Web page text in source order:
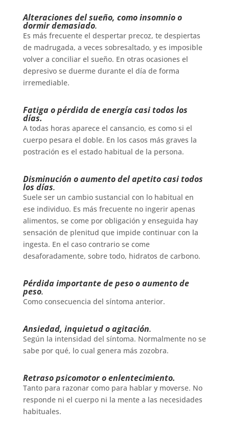
Alteraciones del sueño, como insomnio o
dormir demasiado.
Es más frecuente el despertar precoz, te despiertas
de madrugada, a veces sobresaltado, y es imposible
volver a conciliar el sueño. En otras ocasiones el
depresivo se duerme durante el día de forma
irremediable.
Fatiga o pérdida de energía casi todos los
días.
A todas horas aparece el cansancio, es como si el
cuerpo pesara el doble. En los casos más graves la
postración es el estado habitual de la persona.
Disminución o aumento del apetito casi todos
los días.
Suele ser un cambio sustancial con lo habitual en
ese individuo. Es más frecuente no ingerir apenas
alimentos, se come por obligación y enseguida hay
sensación de plenitud que impide continuar con la
ingesta. En el caso contrario se come
desaforadamente, sobre todo, hidratos de carbono.
Pérdida importante de peso o aumento de
peso.
Como consecuencia del síntoma anterior.
Ansiedad, inquietud o agitación.
Según la intensidad del síntoma. Normalmente no se
sabe por qué, lo cual genera más zozobra.
Retraso psicomotor o enlentecimiento.
Tanto para razonar como para hablar y moverse. No
responde ni el cuerpo ni la mente a las necesidades
habituales.